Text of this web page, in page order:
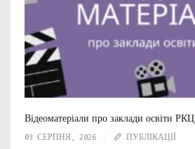
Відеоматеріали про заклади освіти РКЦ
03 СЕРПНЯ, 2026 ПУБЛІКАЦІЇ